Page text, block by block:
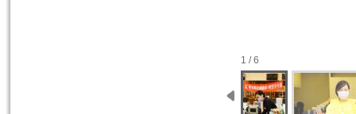
1 / 6